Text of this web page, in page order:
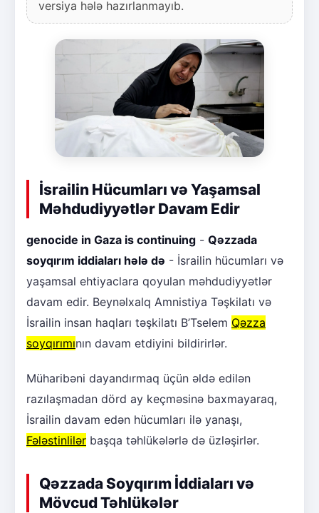
versiya hələ hazırlanmayıb.
İsrailin Hücumları və Yaşamsal
Məhdudiyyətlər Davam Edir
genocide in Gaza is continuing - Qəzzada
soyqırım iddiaları hələ də - İsrailin hücumları və
yaşamsal ehtiyaclara qoyulan məhdudiyyətlər
davam edir. Beynəlxalq Amnistiya Təşkilatı və
İsrailin insan haqları təşkilatı B’Tselem Qəzza
soyqırımının davam etdiyini bildirirlər.
Müharibəni dayandırmaq üçün əldə edilən
razılaşmadan dörd ay keçməsinə baxmayaraq,
İsrailin davam edən hücumları ilə yanaşı,
Fələstinlilər başqa təhlükələrlə də üzləşirlər.
Qəzzada Soyqırım İddiaları və
Mövcud Təhlükələr